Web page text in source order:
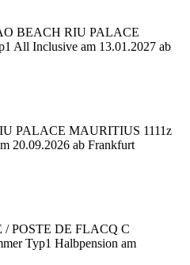
BEACH RIU PALACE
All Inclusive am 13.01.2027 ab
PALACE MAURITIUS 1111z
20.09.2026 ab Frankfurt
POSTE DE FLACQ C
Typ1 Halbpension am